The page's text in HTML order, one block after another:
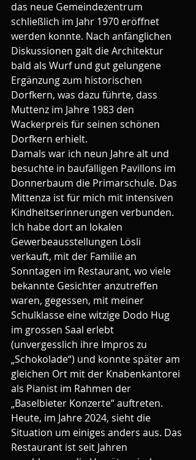
das neue Gemeindezentrum
schließlich im Jahr 1970 eröffnet
werden konnte. Nach anfänglichen
Diskussionen galt die Architektur
bald als Wurf und gut gelungene
Ergänzung zum historischen
Dorfkern, was dazu führte, dass
Muttenz im Jahre 1983 den
Wackerpreis für seinen schönen
Dorfkern erhielt.
Damals war ich neun Jahre alt und
besuchte in baufälligen Pavillons im
Donnerbaum die Primarschule. Das
Mittenza ist für mich mit intensiven
Kindheitserinnerungen verbunden.
Ich habe dort an lokalen
Gewerbeausstellungen Lösli
verkauft, mit der Familie an
Sonntagen im Restaurant, wo viele
bekannte Gesichter anzutreffen
waren, gegessen, mit meiner
Schulklasse eine witzige Dodo Hug
im grossen Saal erlebt
(unvergesslich ihre Impros zu
„Schokolade“) und konnte später am
gleichen Ort mit der Knabenkantorei
als Pianist im Rahmen der
„Baselbieter Konzerte“ auftreten.
Heute, im Jahre 2024, sieht die
Situation um einiges anders aus. Das
Restaurant ist seit Jahren